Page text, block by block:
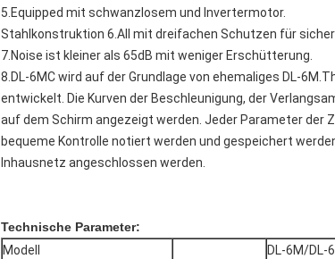
5.Equipped mit schwanzlosem und Invertermotor.
Stahlkonstruktion 6.All mit dreifachen Schutzen für
7.Noise ist kleiner als 65dB mit weniger Erschütterung.
8.DL-6MC wird auf der Grundlage von ehemaliges DL-
entwickelt. Die Kurven der Beschleunigung, der
auf dem Schirm angezeigt werden. Jeder Parameter der
bequeme Kontrolle notiert werden und gespeichert
Inhausnetz angeschlossen werden.
Technische Parameter:
Modell
DL-6M/DL-